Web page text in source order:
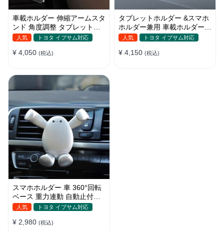
車載ホルダー 伸縮アームスタ
ンド 角度調整 タブレットホ
ルダー スマホ 折り畳み ipad
人気 トヨタ イプサム対応
¥ 4,050 (税込)
タブレットホルダー &スマホ
ホルダー兼用 車載ホルダー
吸盤 ダッシュボード
人気 トヨタ イプサム対応
¥ 4,150 (税込)
スマホホルダー 車 360°回転
ベース 重力連動 自動止付け
車 スマホスタンド 車載 携帯
車用 エアコン吹き出し口 取
人気 トヨタ イプサム対応
¥ 2,980 (税込)